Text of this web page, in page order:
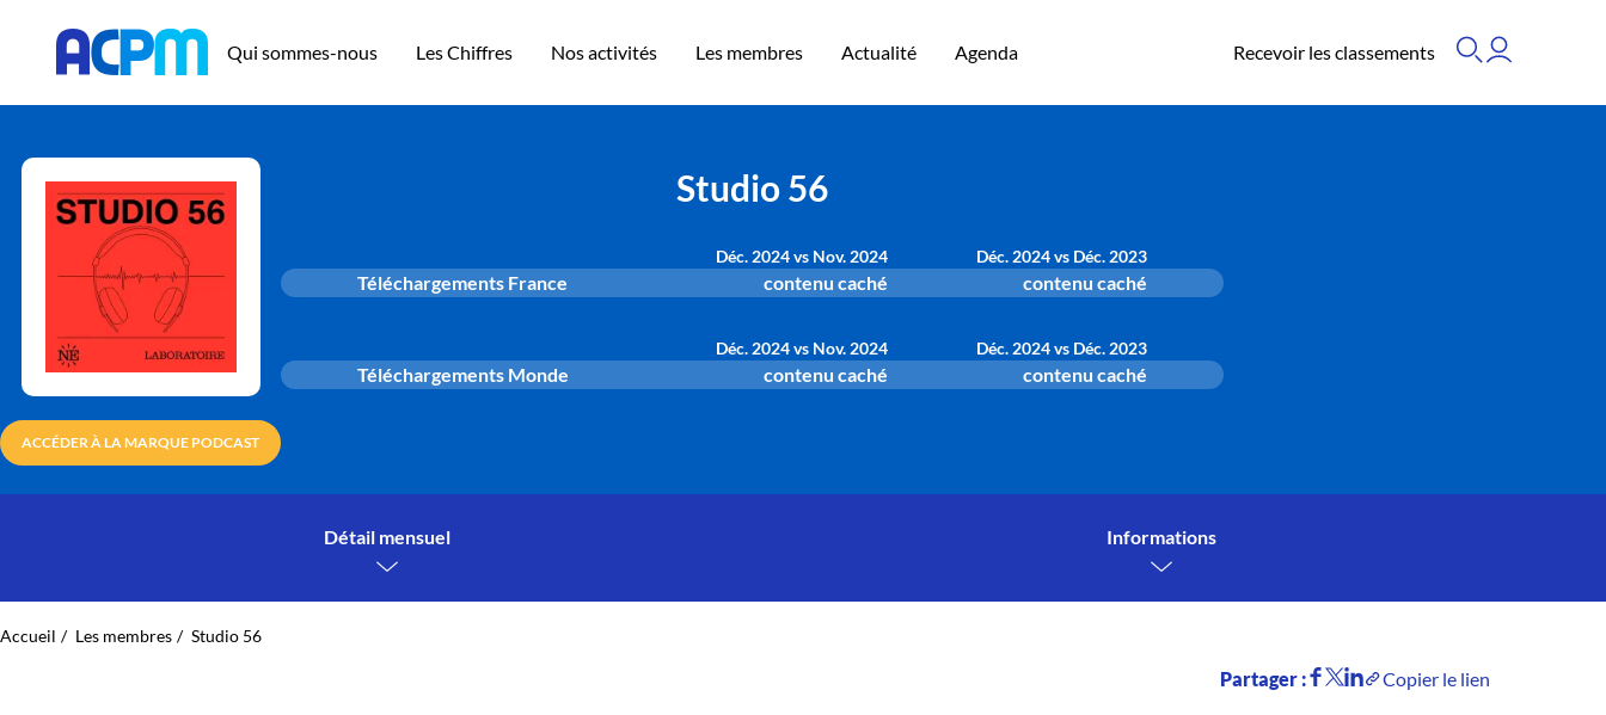
Qui sommes-nous Les Chiffres Nos activités Les membres Actualité Agenda Recevoir les classements
ACCÉDER À LA MARQUE PODCAST
Studio 56
Déc. 2024 vs Nov. 2024 Déc. 2024 vs Déc. 2023
Téléchargements France contenu caché contenu caché
Déc. 2024 vs Nov. 2024 Déc. 2024 vs Déc. 2023
Téléchargements Monde contenu caché contenu caché
Détail mensuel Informations
Accueil Les membres Studio 56
Partager : Copier le lien